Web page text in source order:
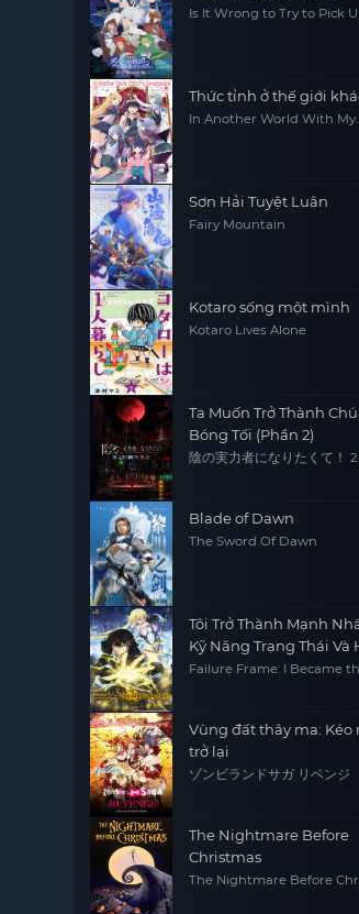
Is It Wrong to Try to Pick
Thức tỉnh ở thế giới
In Another World With My
Sơn Hải Tuyệt Luân
Fairy Mountain
Kotaro sống một mình
Kotaro Lives Alone
Ta Muốn Trở Thành
Bóng Tối (Phần 2)
陰の実力者になりたくて！
Blade of Dawn
The Sword Of Dawn
Tôi Trở Thành Mạnh
Kỹ Năng Trạng Thái Và
Diệt Tất Cả
Failure Frame: I Became
Vùng đất thây ma: Kéo
trở lại
ゾンビランドサガ リベンジ
The Nightmare Before
Christmas
The Nightmare Before